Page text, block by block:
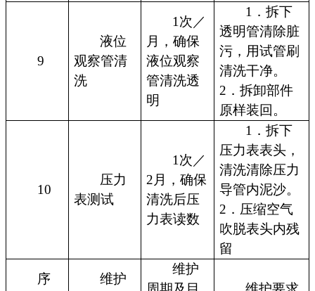
9
液位
观察管清
洗
1次／
月，确保
液位观察
管清洗透
明
1．拆下
透明管清除脏
污，用试管刷
清洗干净。
2．拆卸部件
原样装回。
10
压力
表测试
1次／
2月，确保
清洗后压
力表读数
1．拆下
压力表表头，
清洗清除压力
导管内泥沙。
2．压缩空气
吹脱表头内残
留
序 维护
维护